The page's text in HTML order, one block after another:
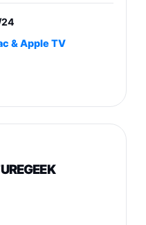
vitesses (33-45-78
intégré et port USB
Galaxy S26 Ultra
Tiers)
Galaxy S26+ Violet
& Apple TV